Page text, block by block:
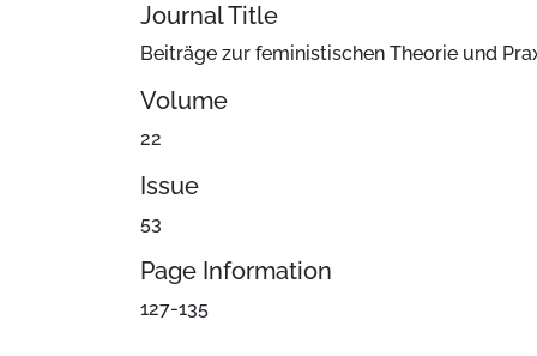
Journal Title
Beiträge zur feministischen Theorie und
Volume
22
Issue
53
Page Information
127-135